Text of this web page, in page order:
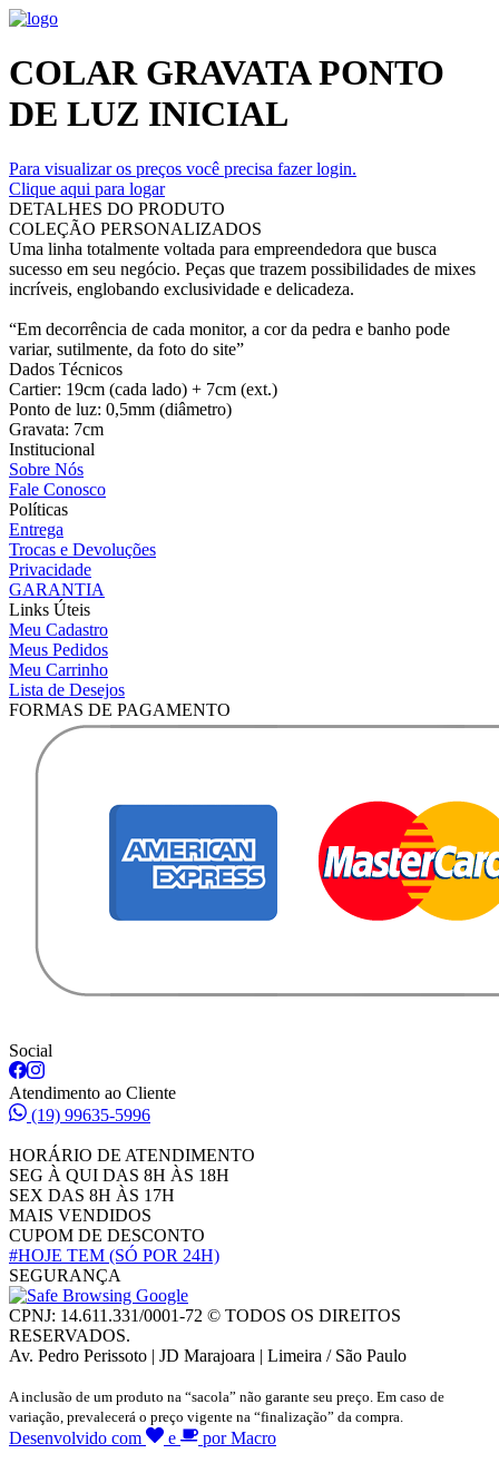
COLAR GRAVATA PONTO
DE LUZ INICIAL
Para visualizar os preços você precisa fazer login.
Clique aqui para logar
DETALHES DO PRODUTO
COLEÇÃO PERSONALIZADOS
Uma linha totalmente voltada para empreendedora que busca
sucesso em seu negócio. Peças que trazem possibilidades de mixes
incríveis, englobando exclusividade e delicadeza.
“Em decorrência de cada monitor, a cor da pedra e banho pode
variar, sutilmente, da foto do site”
Dados Técnicos
Cartier: 19cm (cada lado) + 7cm (ext.)
Ponto de luz: 0,5mm (diâmetro)
Gravata: 7cm
Institucional
Sobre Nós
Fale Conosco
Políticas
Entrega
Trocas e Devoluções
Privacidade
GARANTIA
Links Úteis
Meu Cadastro
Meus Pedidos
Meu Carrinho
Lista de Desejos
FORMAS DE PAGAMENTO
Social
Atendimento ao Cliente
(19) 99635-5996
HORÁRIO DE ATENDIMENTO
SEG À QUI DAS 8H ÀS 18H
SEX DAS 8H ÀS 17H
MAIS VENDIDOS
CUPOM DE DESCONTO
#HOJE TEM (SÓ POR 24H)
SEGURANÇA
CPNJ: 14.611.331/0001-72 © TODOS OS DIREITOS
RESERVADOS.
Av. Pedro Perissoto | JD Marajoara | Limeira / São Paulo
A inclusão de um produto na “sacola” não garante seu preço. Em caso de
variação, prevalecerá o preço vigente na “finalização” da compra.
Desenvolvido com e por Macro